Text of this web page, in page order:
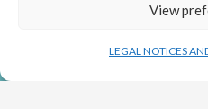
View
LEGAL NOTICES